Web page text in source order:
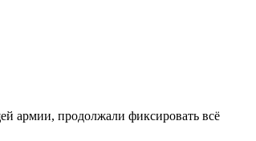
армии, продолжали фиксировать всё